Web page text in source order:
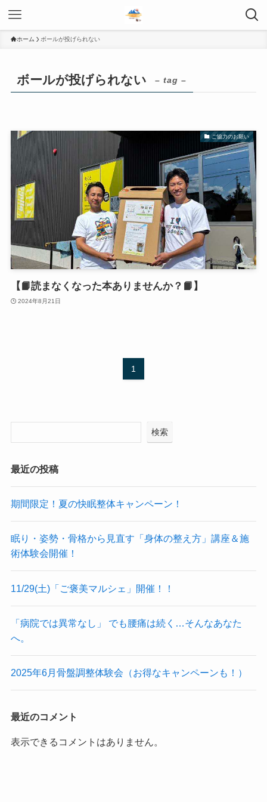
ホーム ボールが投げられない
ボールが投げられない – tag –
ご協力のお願い
【📙読まなくなった本ありませんか？📙】
2024年8月21日
1
検索
最近の投稿
期間限定！夏の快眠整体キャンペーン！
眠り・姿勢・骨格から見直す「身体の整え方」講座＆施
術体験会開催！
11/29(土)「ご褒美マルシェ」開催！！
「病院では異常なし」 でも腰痛は続く…そんなあなた
へ。
2025年6月骨盤調整体験会（お得なキャンペーンも！）
最近のコメント
表示できるコメントはありません。